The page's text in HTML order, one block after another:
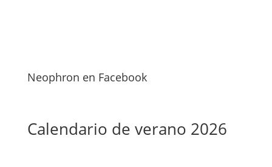
Neophron en Facebook
Calendario de verano 2026